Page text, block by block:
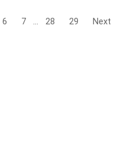
6 7 … 28 29 Next